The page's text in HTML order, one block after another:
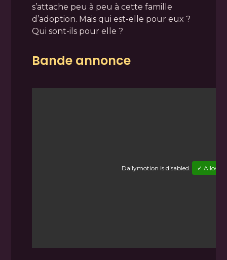
s’attache peu à peu à cette famille
d’adoption. Mais qui est-elle pour eux ?
Qui sont-ils pour elle ?
Bande annonce
Dailymotion is disabled. ✓ Allow